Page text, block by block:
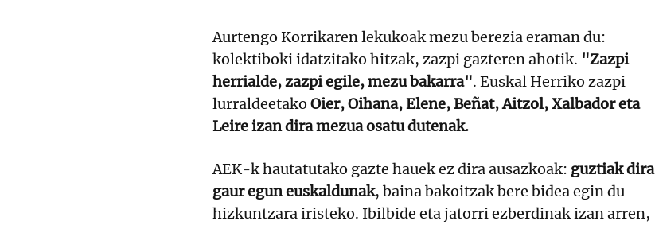
Aurtengo Korrikaren lekukoak mezu berezia eraman du:
kolektiboki idatzitako hitzak, zazpi gazteren ahotik. "Zazpi
herrialde, zazpi egile, mezu bakarra". Euskal Herriko zazpi
lurraldeetako Oier, Oihana, Elene, Beñat, Aitzol, Xalbador eta
Leire izan dira mezua osatu dutenak.
AEK-k hautatutako gazte hauek ez dira ausazkoak: guztiak dira
gaur egun euskaldunak, baina bakoitzak bere bidea egin du
hizkuntzara iristeko. Ibilbide eta jatorri ezberdinak izan arren,